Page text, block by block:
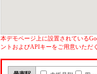
本デモページ上に設置されている
ントおよびAPIキーをご用意いただ